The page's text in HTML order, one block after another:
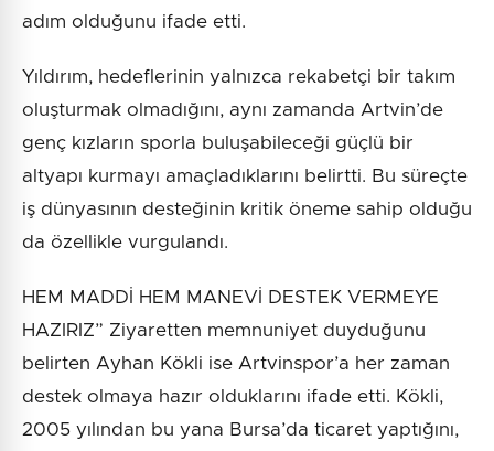
adım olduğunu ifade etti.
Yıldırım, hedeflerinin yalnızca rekabetçi bir takım
oluşturmak olmadığını, aynı zamanda Artvin’de
genç kızların sporla buluşabileceği güçlü bir
altyapı kurmayı amaçladıklarını belirtti. Bu süreçte
iş dünyasının desteğinin kritik öneme sahip olduğu
da özellikle vurgulandı.
HEM MADDİ HEM MANEVİ DESTEK VERMEYE
HAZIRIZ” Ziyaretten memnuniyet duyduğunu
belirten Ayhan Kökli ise Artvinspor’a her zaman
destek olmaya hazır olduklarını ifade etti. Kökli,
2005 yılından bu yana Bursa’da ticaret yaptığını,